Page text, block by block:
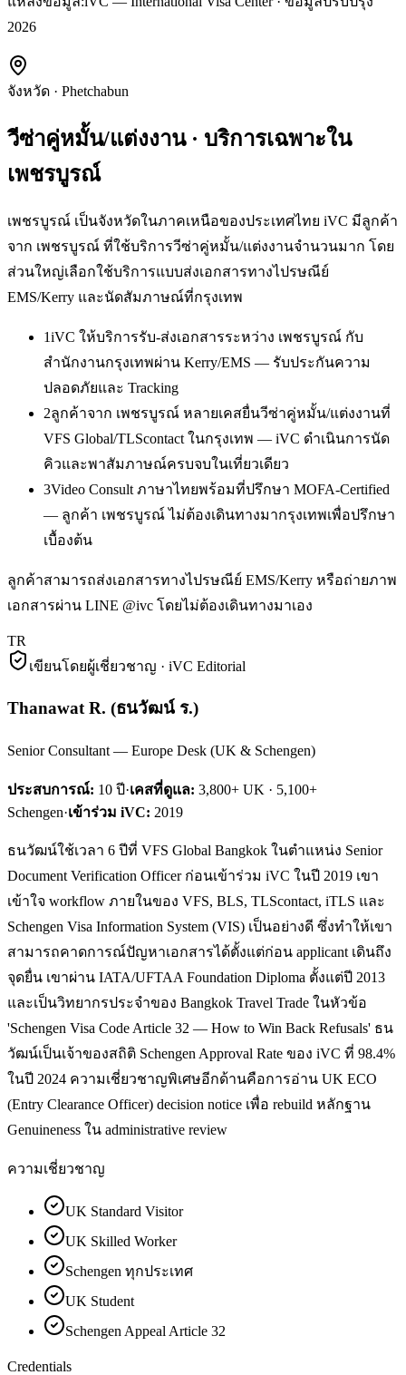
2026
จังหวัด · Phetchabun
วีซ่าคู่หมั้น/แต่งงาน· บริการเฉพาะใน
เพชรบูรณ์
เพชรบูรณ์ เป็นจังหวัดในภาคเหนือของประเทศไทย iVC มีลูกค้า
จาก เพชรบูรณ์ ที่ใช้บริการวีซ่าคู่หมั้น/แต่งงานจำนวนมาก โดย
ส่วนใหญ่เลือกใช้บริการแบบส่งเอกสารทางไปรษณีย์
EMS/Kerry และนัดสัมภาษณ์ที่กรุงเทพ
1iVC ให้บริการรับ-ส่งเอกสารระหว่าง เพชรบูรณ์ กับ
สำนักงานกรุงเทพผ่าน Kerry/EMS — รับประกันความ
ปลอดภัยและ Tracking
2ลูกค้าจาก เพชรบูรณ์ หลายเคสยื่นวีซ่าคู่หมั้น/แต่งงานที่
VFS Global/TLScontact ในกรุงเทพ — iVC ดำเนินการนัด
คิวและพาสัมภาษณ์ครบจบในเที่ยวเดียว
3Video Consult ภาษาไทยพร้อมที่ปรึกษา MOFA-Certified
— ลูกค้า เพชรบูรณ์ ไม่ต้องเดินทางมากรุงเทพเพื่อปรึกษา
เบื้องต้น
ลูกค้าสามารถส่งเอกสารทางไปรษณีย์ EMS/Kerry หรือถ่ายภาพ
เอกสารผ่าน LINE @ivc โดยไม่ต้องเดินทางมาเอง
TR
เขียนโดยผู้เชี่ยวชาญ · iVC Editorial
Thanawat R. (ธนวัฒน์ ร.)
Senior Consultant — Europe Desk (UK & Schengen)
ประสบการณ์: 10 ปี·เคสที่ดูแล: 3,800+ UK · 5,100+
Schengen·เข้าร่วม iVC: 2019
ธนวัฒน์ใช้เวลา 6 ปีที่ VFS Global Bangkok ในตำแหน่ง Senior
Document Verification Officer ก่อนเข้าร่วม iVC ในปี 2019 เขา
เข้าใจ workflow ภายในของ VFS, BLS, TLScontact, iTLS และ
Schengen Visa Information System (VIS) เป็นอย่างดี ซึ่งทำให้เขา
สามารถคาดการณ์ปัญหาเอกสารได้ตั้งแต่ก่อน applicant เดินถึง
จุดยื่น เขาผ่าน IATA/UFTAA Foundation Diploma ตั้งแต่ปี 2013
และเป็นวิทยากรประจำของ Bangkok Travel Trade ในหัวข้อ
'Schengen Visa Code Article 32 — How to Win Back Refusals' ธน
วัฒน์เป็นเจ้าของสถิติ Schengen Approval Rate ของ iVC ที่ 98.4%
ในปี 2024 ความเชี่ยวชาญพิเศษอีกด้านคือการอ่าน UK ECO
(Entry Clearance Officer) decision notice เพื่อ rebuild หลักฐาน
Genuineness ใน administrative review
ความเชี่ยวชาญ
UK Standard Visitor
UK Skilled Worker
Schengen ทุกประเทศ
UK Student
Schengen Appeal Article 32
Credentials